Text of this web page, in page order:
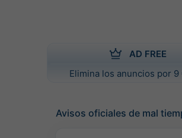
AD FREE
Elimina los anuncios por 9
Avisos oficiales de mal